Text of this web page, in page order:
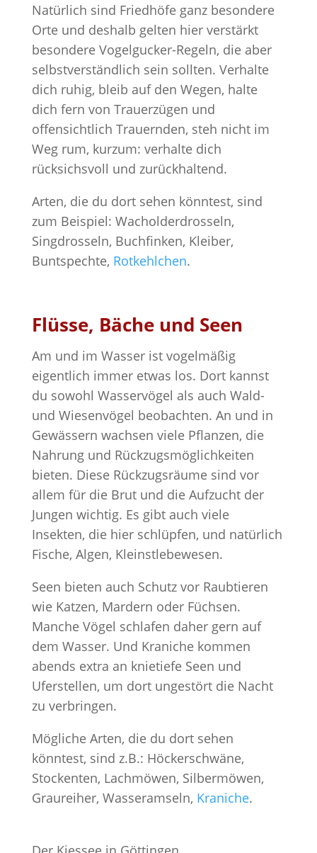
Natürlich sind Friedhöfe ganz besondere
Orte und deshalb gelten hier verstärkt
besondere Vogelgucker-Regeln, die aber
selbstverständlich sein sollten. Verhalte
dich ruhig, bleib auf den Wegen, halte
dich fern von Trauerzügen und
offensichtlich Trauernden, steh nicht im
Weg rum, kurzum: verhalte dich
rücksichsvoll und zurückhaltend.
Arten, die du dort sehen könntest, sind
zum Beispiel: Wacholderdrosseln,
Singdrosseln, Buchfinken, Kleiber,
Buntspechte, Rotkehlchen.
Flüsse, Bäche und Seen
Am und im Wasser ist vogelmäßig
eigentlich immer etwas los. Dort kannst
du sowohl Wasservögel als auch Wald-
und Wiesenvögel beobachten. An und in
Gewässern wachsen viele Pflanzen, die
Nahrung und Rückzugsmöglichkeiten
bieten. Diese Rückzugsräume sind vor
allem für die Brut und die Aufzucht der
Jungen wichtig. Es gibt auch viele
Insekten, die hier schlüpfen, und natürlich
Fische, Algen, Kleinstlebewesen.
Seen bieten auch Schutz vor Raubtieren
wie Katzen, Mardern oder Füchsen.
Manche Vögel schlafen daher gern auf
dem Wasser. Und Kraniche kommen
abends extra an knietiefe Seen und
Uferstellen, um dort ungestört die Nacht
zu verbringen.
Mögliche Arten, die du dort sehen
könntest, sind z.B.: Höckerschwäne,
Stockenten, Lachmöwen, Silbermöwen,
Graureiher, Wasseramseln, Kraniche.